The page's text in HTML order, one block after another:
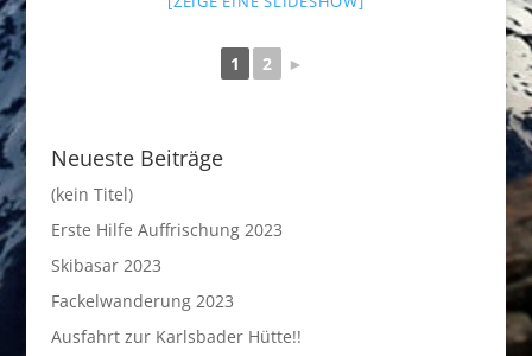
1 2 ►
Neueste Beiträge
(kein Titel)
Erste Hilfe Auffrischung 2023
Skibasar 2023
Fackelwanderung 2023
Ausfahrt zur Karlsbader Hütte!!